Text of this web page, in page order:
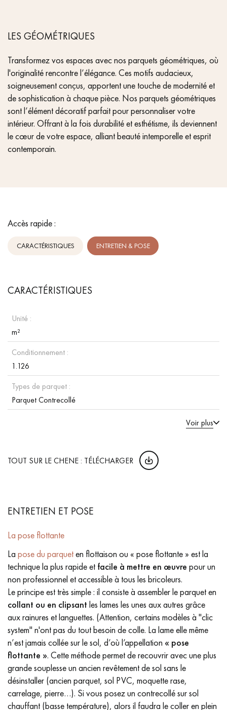
LES GÉOMÉTRIQUES
Transformez vos espaces avec nos parquets géométriques, où
l'originalité rencontre l’élégance. Ces motifs audacieux,
soigneusement conçus, apportent une touche de modernité et
de sophistication à chaque pièce. Nos parquets géométriques
sont l’élément décoratif parfait pour personnaliser votre
intérieur. Offrant à la fois durabilité et esthétisme, ils deviennent
le cœur de votre espace, alliant beauté intemporelle et esprit
contemporain.
Accès rapide :
CARACTÉRISTIQUES ENTRETIEN & POSE
CARACTÉRISTIQUES
Unité :
m²
Conditionnement :
1.126
Types de parquet :
Parquet Contrecollé
Voir plus
TOUT SUR LE CHENE : TÉLÉCHARGER
ENTRETIEN ET POSE
La pose flottante
La pose du parqueten flottaison ou « pose flottante » est la
technique la plus rapide et facile à mettre en œuvre pour un
non professionnel et accessible à tous les bricoleurs.
Le principe est très simple : il consiste à assembler le parquet en
collant ou en clipsant les lames les unes aux autres grâce
aux rainures et languettes. (Attention, certains modèles à "clic
system" n'ont pas du tout besoin de colle. La lame elle même
n’est jamais collée sur le sol, d’où l’appellation « pose
flottante ». Cette méthode permet de recouvrir avec une plus
grande souplesse un ancien revêtement de sol sans le
désinstaller (ancien parquet, sol PVC, moquette rase,
carrelage, pierre…). Si vous posez un contrecollé sur sol
chauffant (basse température), alors il faudra le coller en plein